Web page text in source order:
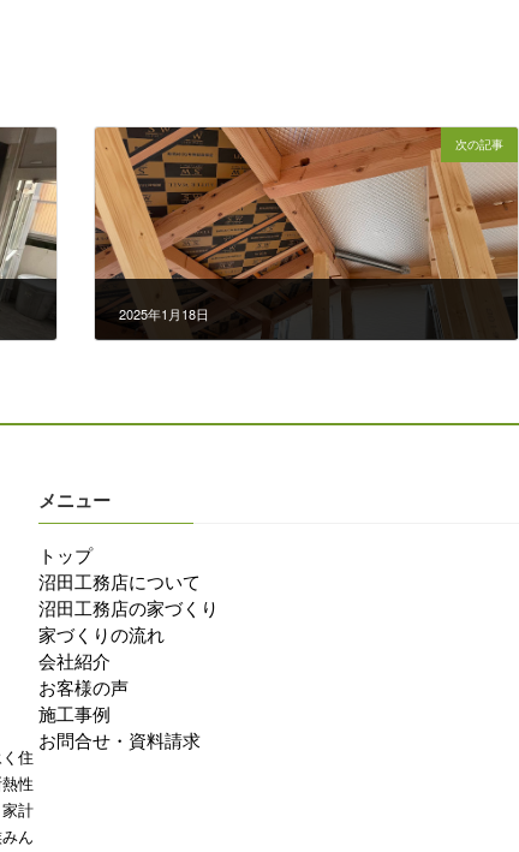
次の記事
2025年1月18日
住
性
計
ん
メニュー
トップ
沼田工務店について
沼田工務店の家づくり
家づくりの流れ
会社紹介
お客様の声
施工事例
お問合せ・資料請求